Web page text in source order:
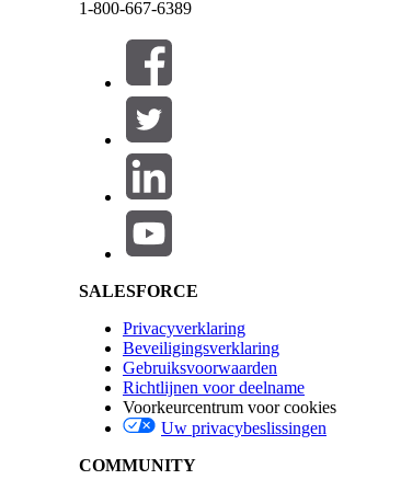
Deze tekst werd vertaald aan de hand van het systeem voor automatische
Selecteer de frequentie en het
dag van de maand.
dag van de maand is 10
ingesteld op 19 april.
De transformatie wordt
planning opnieuw ingesteld
Intervallen per uur—Wanneer u
opgegeven begintijd en duurt
Om 20:00 uur plant u
1-800-667-6389
SALESFORCE
Privacyverklaring
Beveiligingsverklaring
Gebruiksvoorwaarden
Richtlijnen voor deelname
Voorkeurcentrum voor cookies
Uw privacybeslissingen
COMMUNITY
Salesforce Help | Article